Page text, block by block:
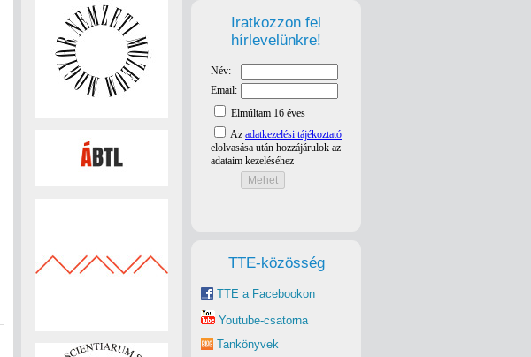
Iratkozzon fel
hírlevelünkre!
TTE-közösség
TTE a Facebookon
Youtube-csatorna
Tankönyvek